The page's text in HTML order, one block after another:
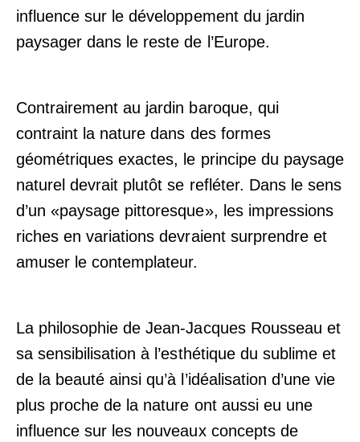
influence sur le développement du jardin
paysager dans le reste de l’Europe.
Contrairement au jardin baroque, qui
contraint la nature dans des formes
géométriques exactes, le principe du paysage
naturel devrait plutôt se refléter. Dans le sens
d’un «paysage pittoresque», les impressions
riches en variations devraient surprendre et
amuser le contemplateur.
La philosophie de Jean-Jacques Rousseau et
sa sensibilisation à l’esthétique du sublime et
de la beauté ainsi qu’à l’idéalisation d’une vie
plus proche de la nature ont aussi eu une
influence sur les nouveaux concepts de